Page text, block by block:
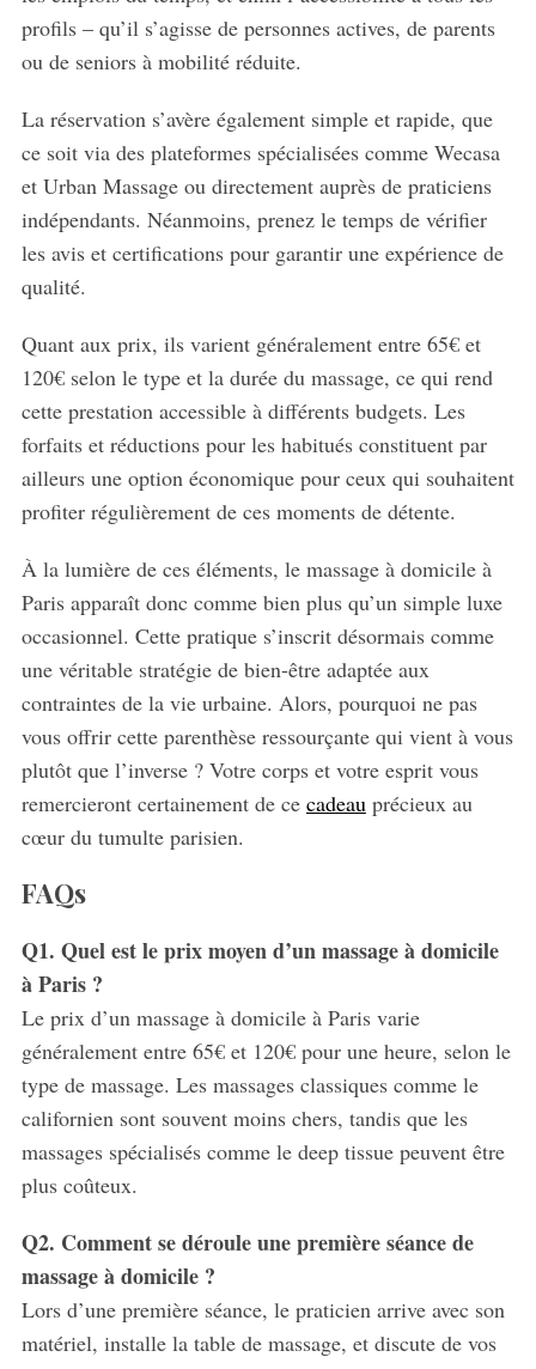
profils – qu’il s’agisse de personnes actives, de parents
ou de seniors à mobilité réduite.
La réservation s’avère également simple et rapide, que
ce soit via des plateformes spécialisées comme Wecasa
et Urban Massage ou directement auprès de praticiens
indépendants. Néanmoins, prenez le temps de vérifier
les avis et certifications pour garantir une expérience de
qualité.
Quant aux prix, ils varient généralement entre 65€ et
120€ selon le type et la durée du massage, ce qui rend
cette prestation accessible à différents budgets. Les
forfaits et réductions pour les habitués constituent par
ailleurs une option économique pour ceux qui souhaitent
profiter régulièrement de ces moments de détente.
À la lumière de ces éléments, le massage à domicile à
Paris apparaît donc comme bien plus qu’un simple luxe
occasionnel. Cette pratique s’inscrit désormais comme
une véritable stratégie de bien-être adaptée aux
contraintes de la vie urbaine. Alors, pourquoi ne pas
vous offrir cette parenthèse ressourçante qui vient à vous
plutôt que l’inverse ? Votre corps et votre esprit vous
remercieront certainement de ce cadeauprécieux au
cœur du tumulte parisien.
FAQs
Q1. Quel est le prix moyen d’un massage à domicile
à Paris ?
Le prix d’un massage à domicile à Paris varie
généralement entre 65€ et 120€ pour une heure, selon le
type de massage. Les massages classiques comme le
californien sont souvent moins chers, tandis que les
massages spécialisés comme le deep tissue peuvent être
plus coûteux.
Q2. Comment se déroule une première séance de
massage à domicile ?
Lors d’une première séance, le praticien arrive avec son
matériel, installe la table de massage, et discute de vos